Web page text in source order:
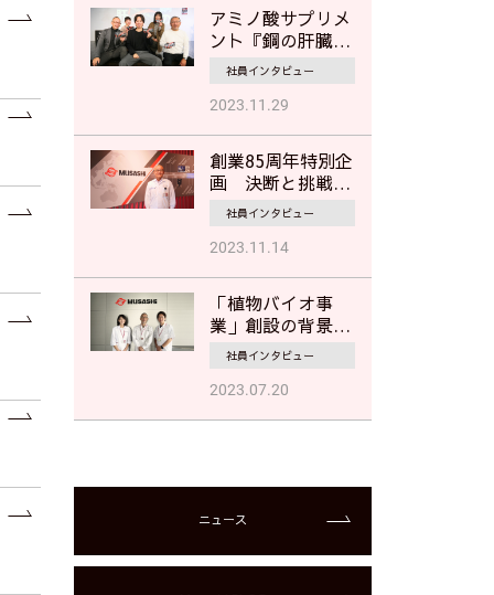
アミノ酸サプリメ
ント『鋼の肝臓
KReTA』開発秘
話。植物バイオ事
業部担当者が語
る"挑戦"のストー
リー
社員インタビュー
2023.11.29
創業85周年特別企
画 決断と挑戦の
歴史-ハンガリー
拠点設立の軌跡-
社員インタビュー
2023.11.14
「植物バイオ事
業」創設の背景
──東三河の植物
の力で人生100年
時代を 美しく、
健やかに
社員インタビュー
2023.07.20
ニュース